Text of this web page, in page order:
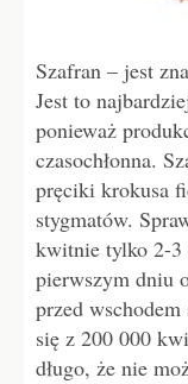
Szafran – jest
Jest to
ponieważ
czasochłonna.
pręciki krokusa
stygmatów.
kwitnie tylko 2-
pierwszym dniu
przed
się z 200 000
długo, że ​​nie